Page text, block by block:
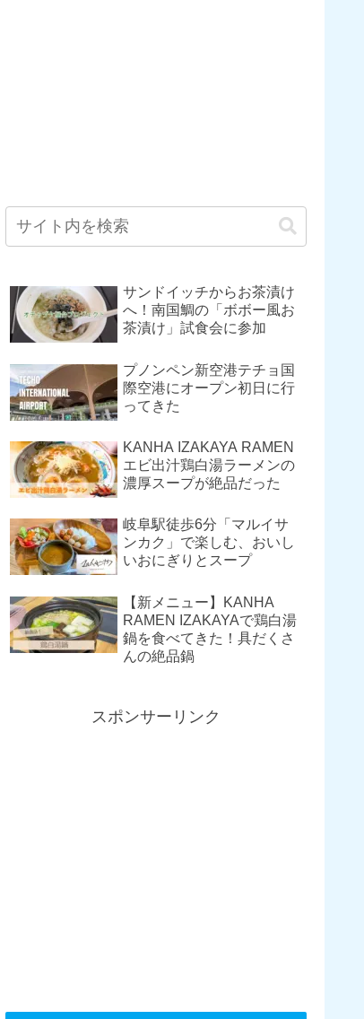
サンドイッチからお茶漬け
へ！南国鯛の「ボボー風お
茶漬け」試食会に参加
プノンペン新空港テチョ国
際空港にオープン初日に行
ってきた
KANHA IZAKAYA RAMEN
エビ出汁鶏白湯ラーメンの
濃厚スープが絶品だった
岐阜駅徒歩6分「マルイサ
ンカク」で楽しむ、おいし
いおにぎりとスープ
【新メニュー】KANHA
RAMEN IZAKAYAで鶏白湯
鍋を食べてきた！具だくさ
んの絶品鍋
スポンサーリンク